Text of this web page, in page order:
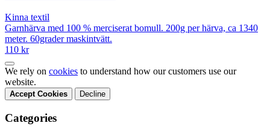
Kinna textil
Garnhärva med 100 % merciserat bomull. 200g per härva, ca 1340
meter. 60grader maskintvätt.
110 kr
We rely on cookies to understand how our customers use our
website.
Accept Cookies Decline
Categories